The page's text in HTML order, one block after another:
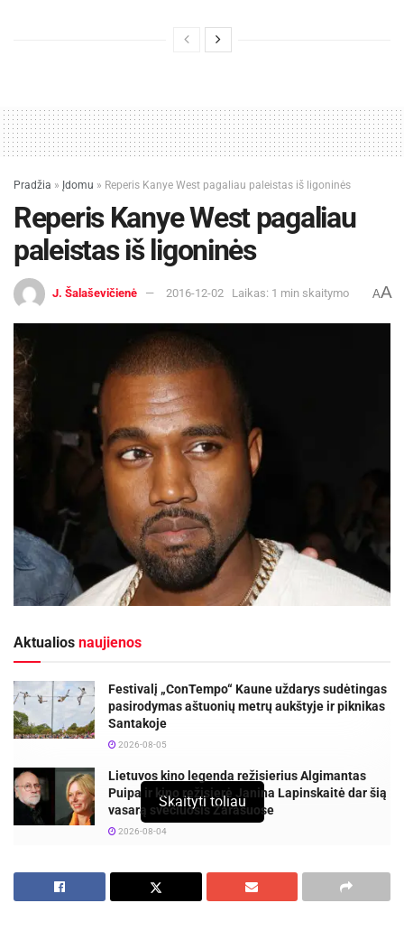
Autorės nuotraukos
Pradžia » Įdomu » Reperis Kanye West pagaliau paleistas iš ligoninės
Reperis Kanye West pagaliau
paleistas iš ligoninės
J. Šalaševičienė 2016-12-02 Laikas: 1 min skaitymo AA
Aktualios naujienos
Festivalį „ConTempo“ Kaune uždarys sudėtingas
pasirodymas aštuonių metrų aukštyje ir piknikas
Santakoje
2026-08-05
Lietuvos kino legenda režisierius Algimantas
Puipa ir kino režisierė Janina Lapinskaitė dar šią
vasarą svečiuosis Zarasuose
2026-08-04
Pasak portalo www.stuff.co.nz
, žiniasklaida,
Skaityti toliau